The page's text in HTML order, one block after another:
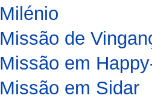
Milénio
Missão de
Missão em
Missão em Sidar